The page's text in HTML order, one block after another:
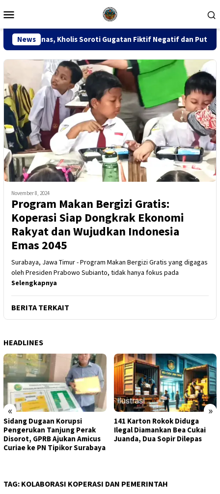
ke
Mobile
News
Soroti Gugatan Fiktif Negatif dan Putusan PK 155
November 8, 2024
Program Makan Bergizi Gratis:
Koperasi Siap Dongkrak Ekonomi
Rakyat dan Wujudkan Indonesia
Emas 2045
Surabaya, Jawa Timur - Program Makan Bergizi Gratis yang digagas
oleh Presiden Prabowo Subianto, tidak hanya fokus pada
Selengkapnya
BERITA TERKAIT
HEADLINES
« »
Sidang Dugaan Korupsi
Pengerukan Tanjung Perak
Disorot, GPRB Ajukan Amicus
Curiae ke PN Tipikor Surabaya
141 Karton Rokok Diduga
Ilegal Diamankan Bea Cukai
Juanda, Dua Sopir Dilepas
TAG: KOLABORASI KOPERASI DAN PEMERINTAH